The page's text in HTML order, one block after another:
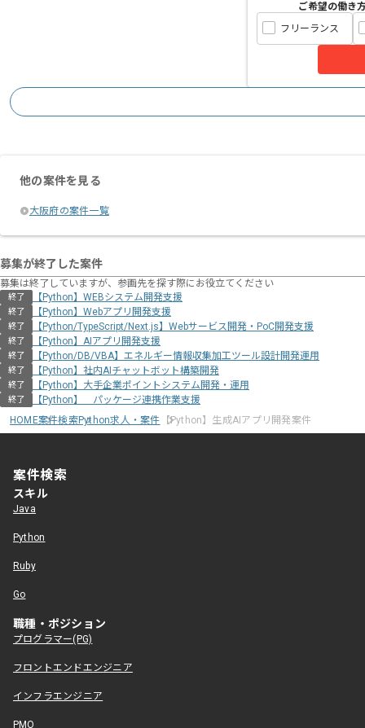
ご希望の働き
フリーランス
他の案件を見る
大阪府の案件一覧
募集が終了した案件
募集は終了していますが、参画先を探す際にお役立てください
終了 【Python】WEBシステム開発支援
終了 【Python】Webアプリ開発支援
終了 【Python/TypeScript/Next.js】Webサービス開発・PoC開発支援
終了 【Python】AIアプリ開発支援
終了 【Python/DB/VBA】エネルギー情報収集加工ツール設計開発運用
終了 【Python】社内AIチャットボット構築開発
終了 【Python】大手企業ポイントシステム開発・運用
終了
【Python】 パッケージ連携作業支援
HOME案件検索Python求人・案件 【Python】生成AIアプリ開発案件
案件検索
スキル
Java
Python
Ruby
Go
職種・ポジション
プログラマー(PG)
フロントエンドエンジニア
インフラエンジニア
PMO